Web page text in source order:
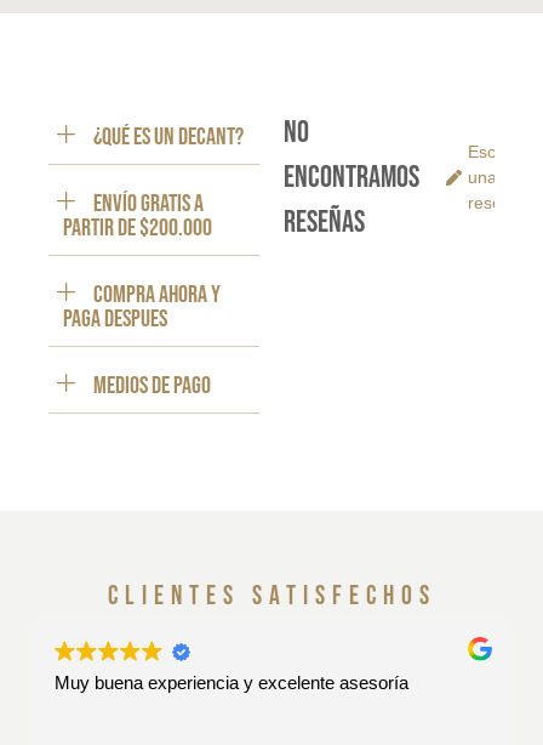
¿Qué es un decant?
ENVÍO GRATIS a
partir de $200.000
Compra ahora y
paga despues
Medios de pago
No
encontramos
reseñas
Escribe
una
reseña
clientes satisfechos
Muy buena experiencia y excelente asesoría